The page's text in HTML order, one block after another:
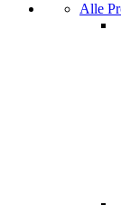
Alle